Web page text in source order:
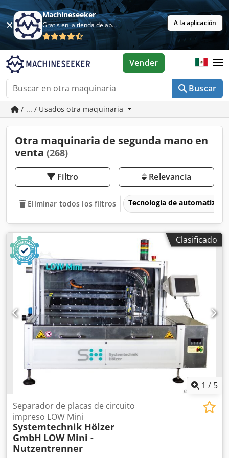
Machineseeker
Gratis en la tienda de aplicaciones A la aplicación
Buscar
Vender
/ ... / Usados otra maquinaria
Otra maquinaria de segunda mano en
venta (268)
Filtro Relevancia
Eliminar todos los filtros Tecnología de
Clasificado
1 / 5
Separador de placas de circuito
impreso LOW Mini
Systemtechnik Hölzer
GmbH LOW Mini -
Nutzentrenner